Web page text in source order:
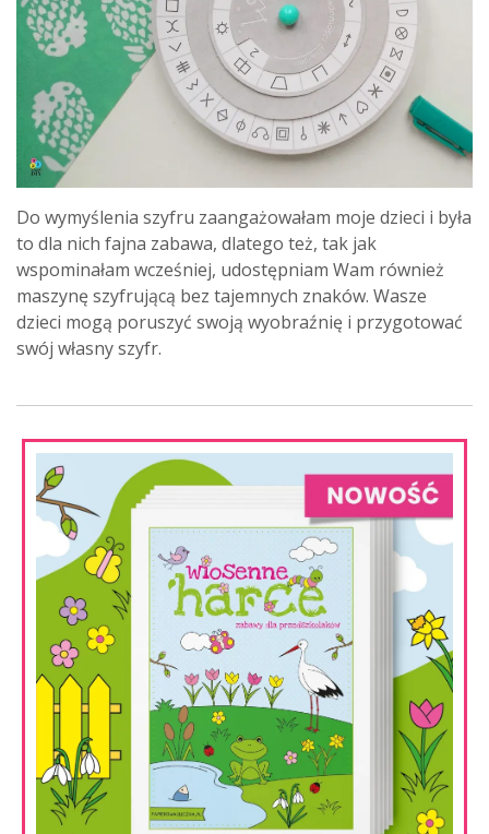
Do wymyślenia szyfru zaangażowałam moje dzieci i była
to dla nich fajna zabawa, dlatego też, tak jak
wspominałam wcześniej, udostępniam Wam również
maszynę szyfrującą bez tajemnych znaków. Wasze
dzieci mogą poruszyć swoją wyobraźnię i przygotować
swój własny szyfr.